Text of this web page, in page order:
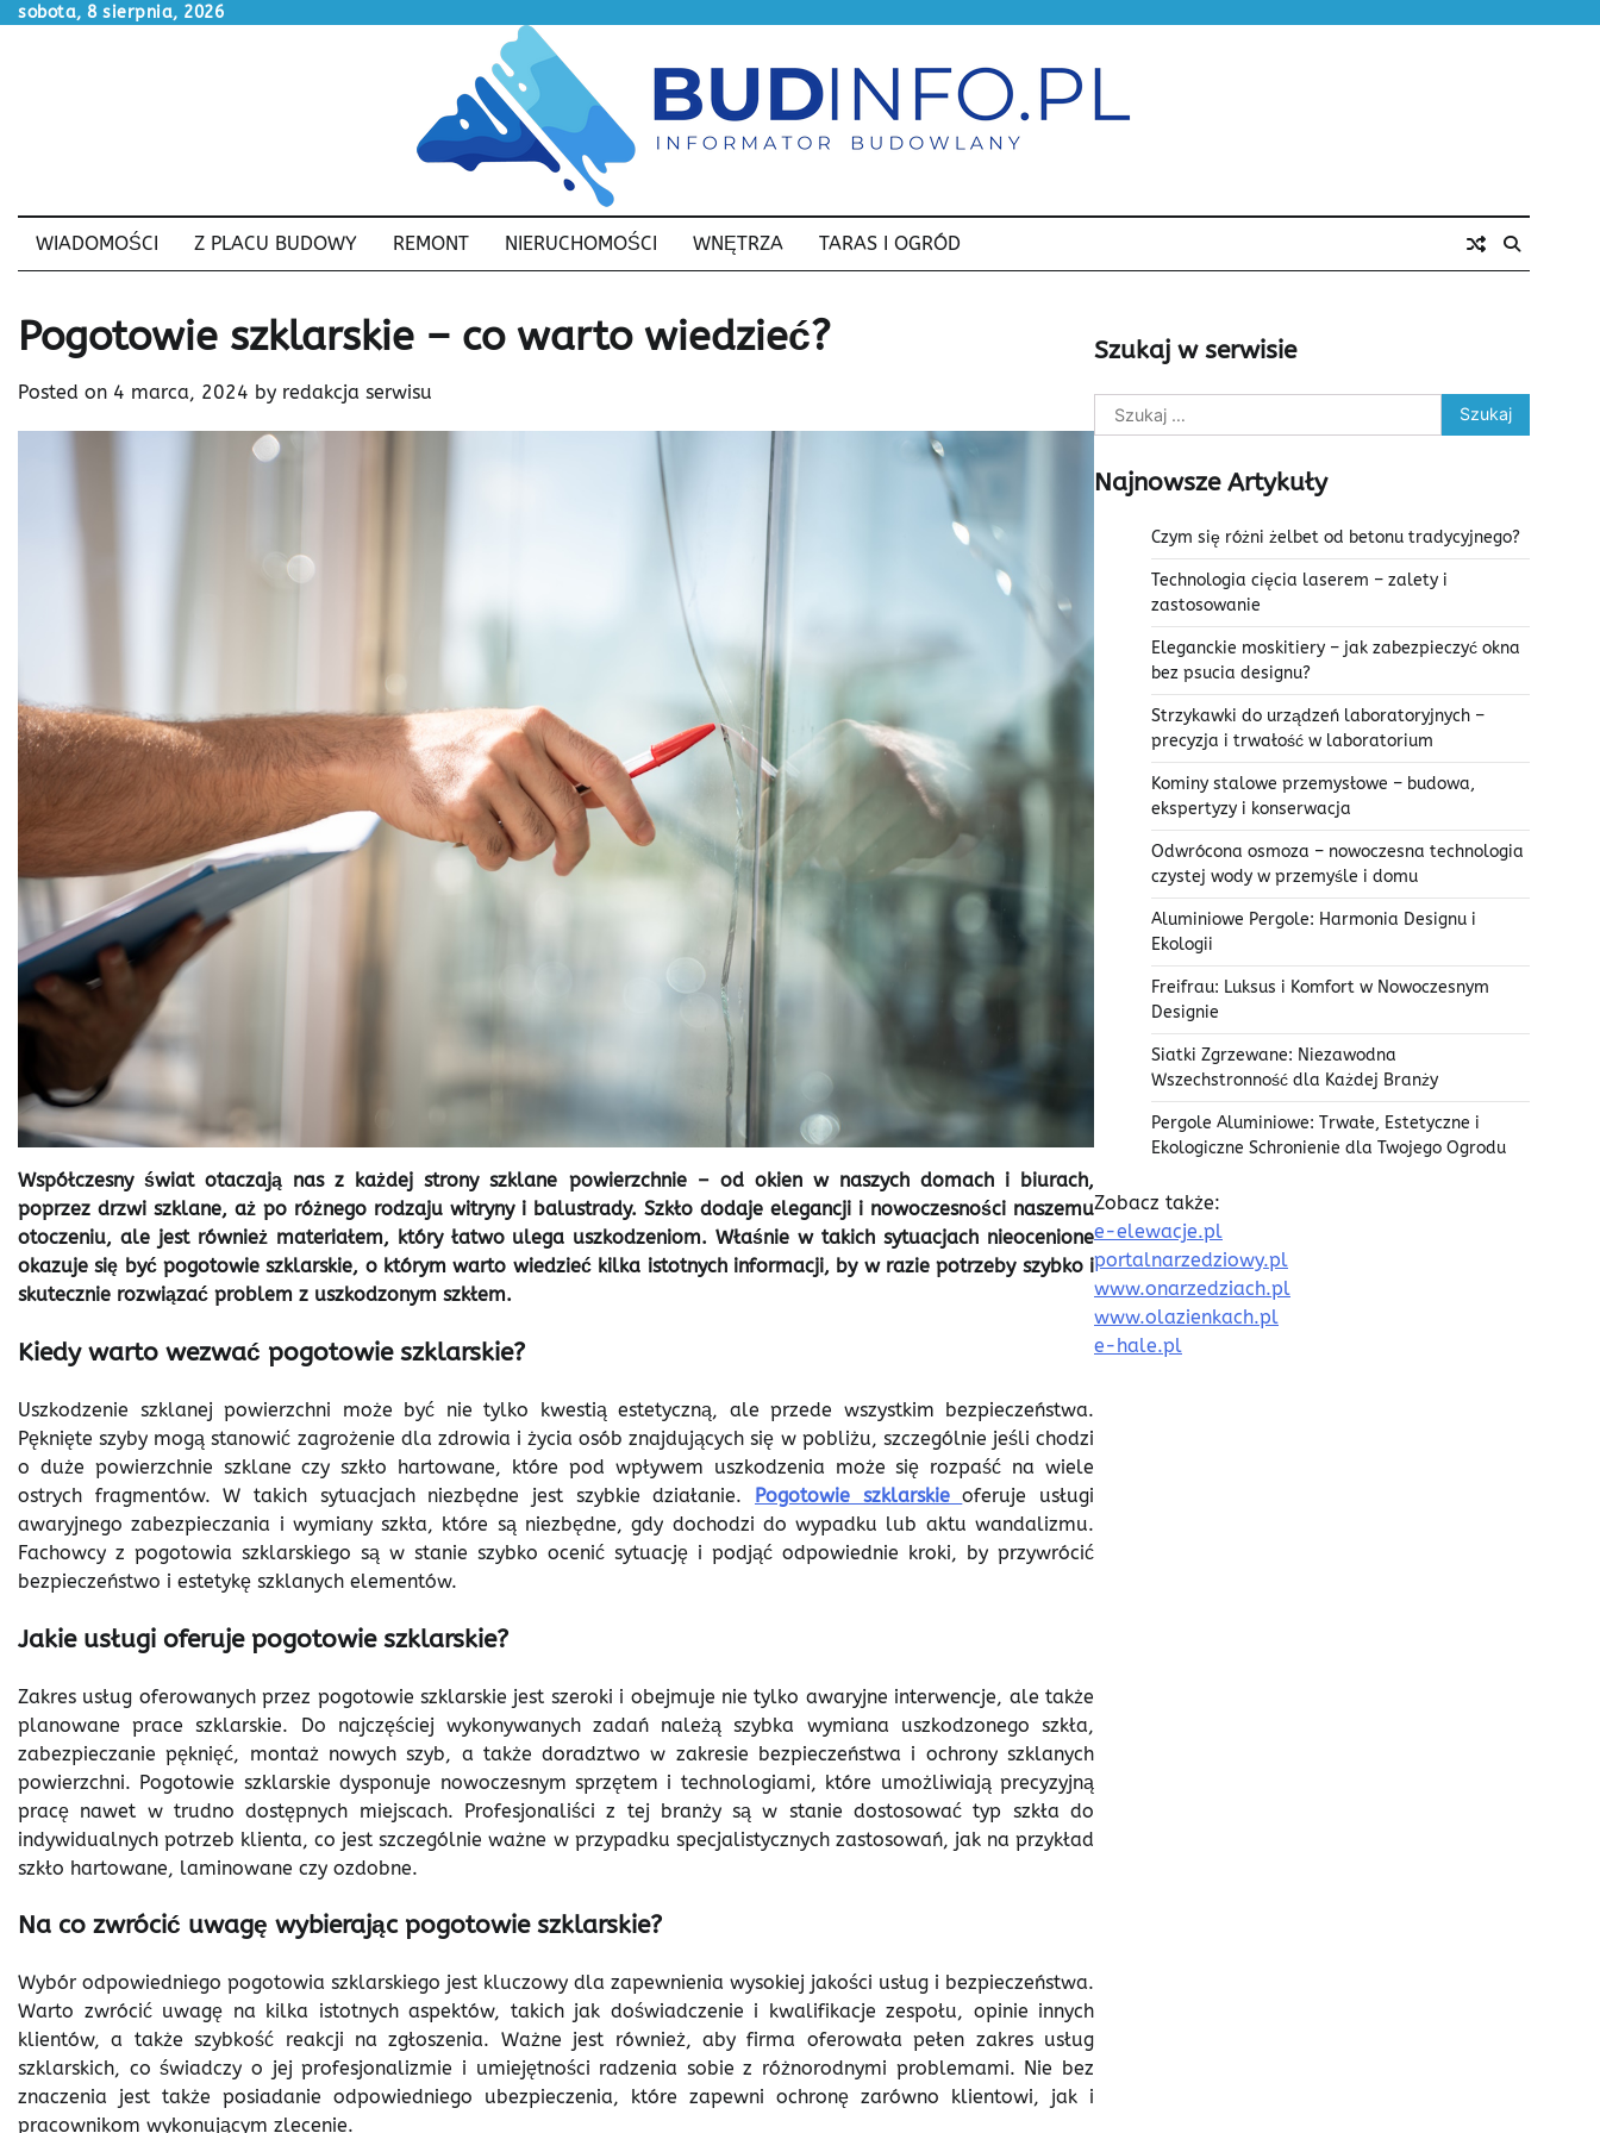
Skipsobota, 8 sierpnia, 2026
WIADOMOŚCI Z PLACU BUDOWY REMONT NIERUCHOMOŚCI WNĘTRZA TARAS I OGRÓD
Pogotowie szklarskie – co warto wiedzieć?
Posted on 4 marca, 2024 by redakcja serwisu
Współczesny świat otaczają nas z każdej strony szklane powierzchnie – od okien w naszych domach i biurach,
poprzez drzwi szklane, aż po różnego rodzaju witryny i balustrady. Szkło dodaje elegancji i nowoczesności naszemu
otoczeniu, ale jest również materiałem, który łatwo ulega uszkodzeniom. Właśnie w takich sytuacjach nieocenione
okazuje się być pogotowie szklarskie, o którym warto wiedzieć kilka istotnych informacji, by w razie potrzeby szybko i
skutecznie rozwiązać problem z uszkodzonym szkłem.
Kiedy warto wezwać pogotowie szklarskie?
Uszkodzenie szklanej powierzchni może być nie tylko kwestią estetyczną, ale przede wszystkim bezpieczeństwa.
Pęknięte szyby mogą stanowić zagrożenie dla zdrowia i życia osób znajdujących się w pobliżu, szczególnie jeśli chodzi
o duże powierzchnie szklane czy szkło hartowane, które pod wpływem uszkodzenia może się rozpaść na wiele
ostrych fragmentów. W takich sytuacjach niezbędne jest szybkie działanie. Pogotowie szklarskieoferuje usługi
awaryjnego zabezpieczania i wymiany szkła, które są niezbędne, gdy dochodzi do wypadku lub aktu wandalizmu.
Fachowcy z pogotowia szklarskiego są w stanie szybko ocenić sytuację i podjąć odpowiednie kroki, by przywrócić
bezpieczeństwo i estetykę szklanych elementów.
Jakie usługi oferuje pogotowie szklarskie?
Zakres usług oferowanych przez pogotowie szklarskie jest szeroki i obejmuje nie tylko awaryjne interwencje, ale także
planowane prace szklarskie. Do najczęściej wykonywanych zadań należą szybka wymiana uszkodzonego szkła,
zabezpieczanie pęknięć, montaż nowych szyb, a także doradztwo w zakresie bezpieczeństwa i ochrony szklanych
powierzchni. Pogotowie szklarskie dysponuje nowoczesnym sprzętem i technologiami, które umożliwiają precyzyjną
pracę nawet w trudno dostępnych miejscach. Profesjonaliści z tej branży są w stanie dostosować typ szkła do
indywidualnych potrzeb klienta, co jest szczególnie ważne w przypadku specjalistycznych zastosowań, jak na przykład
szkło hartowane, laminowane czy ozdobne.
Na co zwrócić uwagę wybierając pogotowie szklarskie?
Wybór odpowiedniego pogotowia szklarskiego jest kluczowy dla zapewnienia wysokiej jakości usług i bezpieczeństwa.
Warto zwrócić uwagę na kilka istotnych aspektów, takich jak doświadczenie i kwalifikacje zespołu, opinie innych
klientów, a także szybkość reakcji na zgłoszenia. Ważne jest również, aby firma oferowała pełen zakres usług
szklarskich, co świadczy o jej profesjonalizmie i umiejętności radzenia sobie z różnorodnymi problemami. Nie bez
znaczenia jest także posiadanie odpowiedniego ubezpieczenia, które zapewni ochronę zarówno klientowi, jak i
pracownikom wykonującym zlecenie.
Szukaj w serwisie
Szukaj:
Najnowsze Artykuły
Czym się różni żelbet od betonu tradycyjnego?
Technologia cięcia laserem – zalety i
zastosowanie
Eleganckie moskitiery – jak zabezpieczyć okna
bez psucia designu?
Strzykawki do urządzeń laboratoryjnych –
precyzja i trwałość w laboratorium
Kominy stalowe przemysłowe – budowa,
ekspertyzy i konserwacja
Odwrócona osmoza – nowoczesna technologia
czystej wody w przemyśle i domu
Aluminiowe Pergole: Harmonia Designu i
Ekologii
Freifrau: Luksus i Komfort w Nowoczesnym
Designie
Siatki Zgrzewane: Niezawodna
Wszechstronność dla Każdej Branży
Pergole Aluminiowe: Trwałe, Estetyczne i
Ekologiczne Schronienie dla Twojego Ogrodu
Zobacz także:
e-elewacje.pl
portalnarzedziowy.pl
www.onarzedziach.pl
www.olazienkach.pl
e-hale.pl